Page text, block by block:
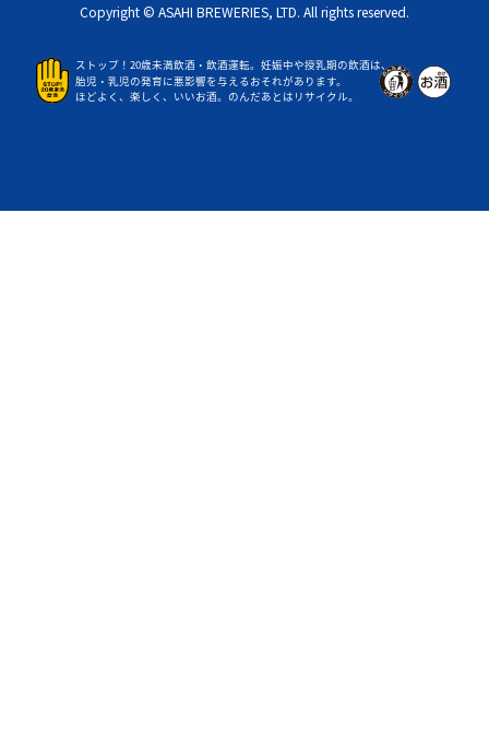
Copyright © ASAHI BREWERIES, LTD. All rights reserved.